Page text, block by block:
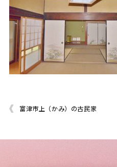
富津市上（かみ）の古民家